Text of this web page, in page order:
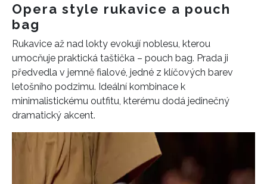
Opera style rukavice a pouch
bag
Rukavice až nad lokty evokují noblesu, kterou
umocňuje praktická taštička – pouch bag. Prada ji
předvedla v jemně fialové, jedné z klíčových barev
letošního podzimu. Ideální kombinace k
minimalistickému outfitu, kterému dodá jedinečný
dramatický akcent.